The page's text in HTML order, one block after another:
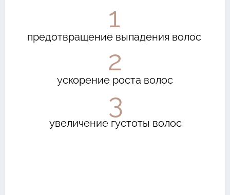
1
предотвращение выпадения волос
2
ускорение роста волос
3
увеличение густоты волос